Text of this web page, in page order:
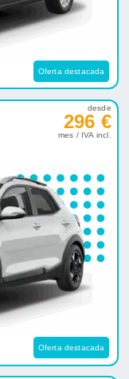
Oferta destacada
desde
296 €
mes / IVA incl.
Oferta destacada